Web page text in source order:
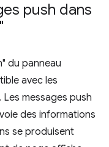
push dans
du panneau
avec les
messages push
des informations
se produisent